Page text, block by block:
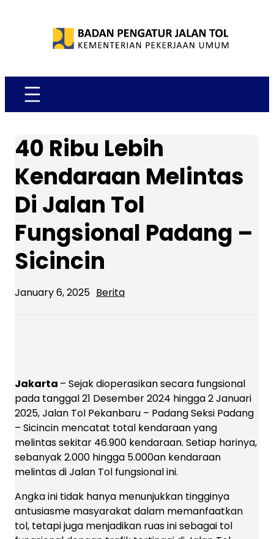
40 Ribu Lebih
Kendaraan Melintas
Di Jalan Tol
Fungsional Padang –
Sicincin
January 6, 2025 Berita
Jakarta – Sejak dioperasikan secara fungsional
pada tanggal 21 Desember 2024 hingga 2 Januari
2025, Jalan Tol Pekanbaru – Padang Seksi Padang
– Sicincin mencatat total kendaraan yang
melintas sekitar 46.900 kendaraan. Setiap harinya,
sebanyak 2.000 hingga 5.000an kendaraan
melintas di Jalan Tol fungsional ini.
Angka ini tidak hanya menunjukkan tingginya
antusiasme masyarakat dalam memanfaatkan
tol, tetapi juga menjadikan ruas ini sebagai tol